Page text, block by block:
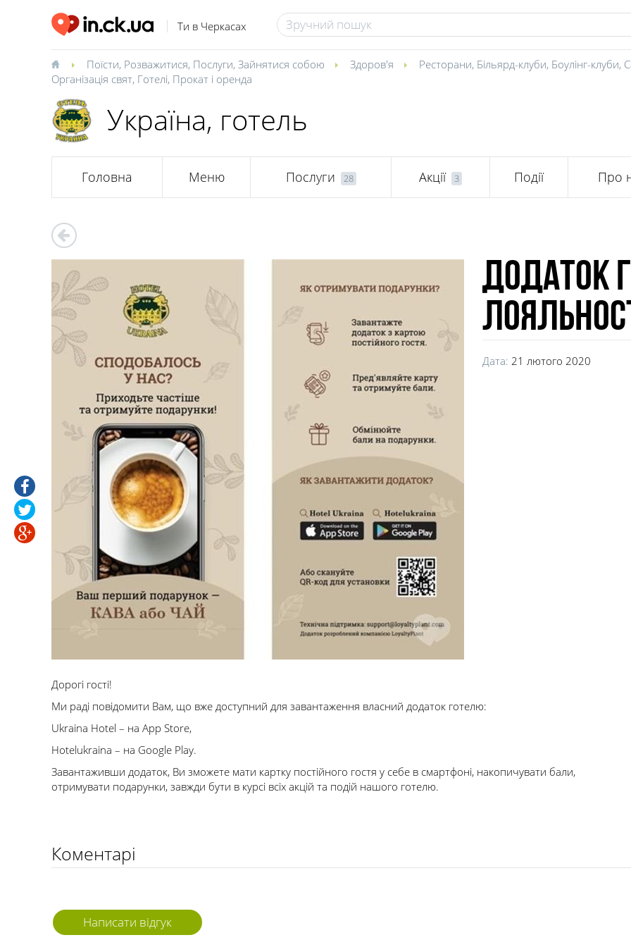
Ти в Черкасах
Поїсти, Розважитися, Послуги, Зайнятися собою Здоров'я Ресторани, Більярд-клуби, Боулінг-клуби,
Організація свят, Готелі, Прокат і оренда
Україна, готель
Головна Меню Послуги 28 Акції 3 Події Про
Додаток
Дата: 21 лютого 2020
Дорогі гості!
Ми раді повідомити Вам, що вже доступний для завантаження власний додаток готелю:
Ukraina Hotel – на App Store,
Hotelukraina – на Google Play.
Завантаживши додаток, Ви зможете мати картку постійного гостя у себе в смартфоні, накопичувати бали,
отримувати подарунки, завжди бути в курсі всіх акцій та подій нашого готелю.
Коментарі
Написати відгук